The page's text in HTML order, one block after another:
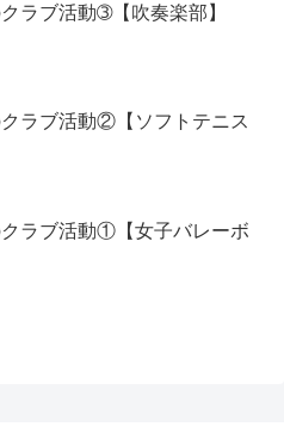
ラブ活動➂【吹奏楽部】
ラブ活動②【ソフトテニス
ラブ活動①【女子バレーボ